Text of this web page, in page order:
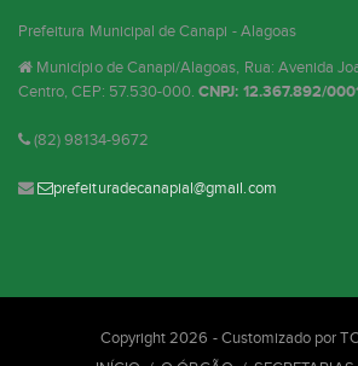
Prefeitura Municipal de Canapi - Alagoas
Município de Canapi/Alagoas, Rua: Avenida
Centro, CEP: 57.530-000.CNPJ: 12.367.892/
(82) 98134-9672
prefeituradecanapial@gmail.com
Copyright 2026 - Customizado por